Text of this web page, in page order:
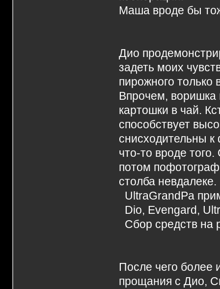
Маша вроде бы
Дио
задеть моих
пирожного только
Впрочем, воришка
картошки в чай.
способствует
снисходительны
что-то вроде
потом
столба невдалеке.
UltraGrandPa
Dio, Evengard,
Сбор средств на
После чего более
прощания с Дио,